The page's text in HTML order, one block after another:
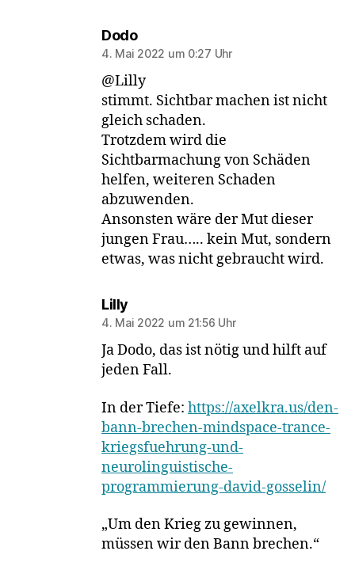
Dodosagt:
4. Mai 2022 um 0:27 Uhr
@Lilly
stimmt. Sichtbar machen ist nicht
gleich schaden.
Trotzdem wird die
Sichtbarmachung von Schäden
helfen, weiteren Schaden
abzuwenden.
Ansonsten wäre der Mut dieser
jungen Frau….. kein Mut, sondern
etwas, was nicht gebraucht wird.
Lillysagt:
4. Mai 2022 um 21:56 Uhr
Ja Dodo, das ist nötig und hilft auf
jeden Fall.
In der Tiefe:https://axelkra.us/den-
bann-brechen-mindspace-trance-
kriegsfuehrung-und-
neurolinguistische-
programmierung-david-gosselin/
„Um den Krieg zu gewinnen,
müssen wir den Bann brechen.“